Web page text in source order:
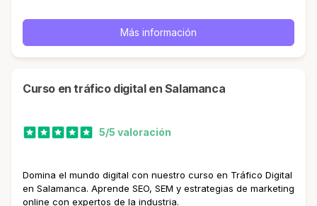
Más información
curso en tráfico digital en Salamanca
5/5 valoración
Domina el mundo digital con nuestro curso en Tráfico Digital
en Salamanca. Aprende SEO, SEM y estrategias de marketing
online con expertos de la industria.